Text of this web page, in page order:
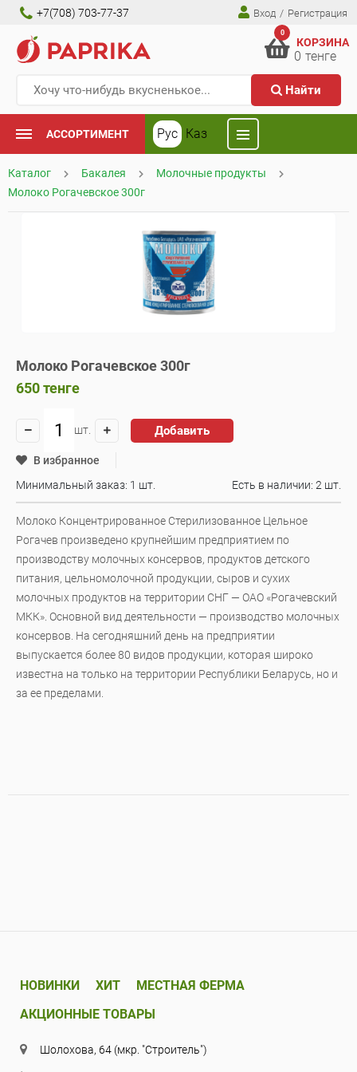
+7(708) 703-77-37 Вход / Регистрация
Найти
0
КОРЗИНА
0 тенге
АССОРТИМЕНТ Рус Каз
Каталог Бакалея
Молочные продукты
Молоко Рогачевское 300г
Молоко Рогачевское 300г
650тенге
шт. Добавить
В избранное
Минимальный заказ: 1 шт.
Есть в наличии: 2 шт.
Молоко Концентрированное Стерилизованное Цельное
Рогачев произведено крупнейшим предприятием по
производству молочных консервов, продуктов детского
питания, цельномолочной продукции, сыров и сухих
молочных продуктов на территории СНГ — ОАО «Рогачевский
МКК». Основной вид деятельности — производство молочных
консервов. На сегодняшний день на предприятии
выпускается более 80 видов продукции, которая широко
известна на только на территории Республики Беларусь, но и
за ее пределами.
НОВИНКИ ХИТ
МЕСТНАЯ ФЕРМА
АКЦИОННЫЕ ТОВАРЫ
Шолохова, 64 (мкр. "Строитель")